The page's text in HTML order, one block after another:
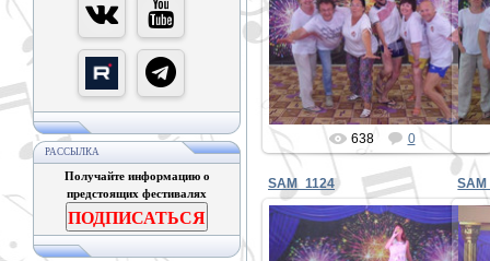
РАССЫЛКА
Получайте информацию о
предстоящих фестивалях
ПОДПИСАТЬСЯ
31.12.2019
PETER
638 0
SAM_1124